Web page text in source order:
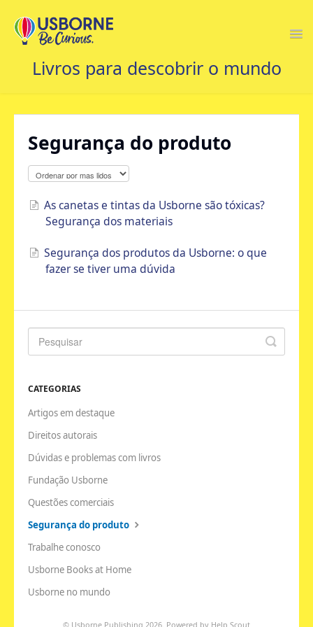
CONTATO
Segurança do produto
As canetas e tintas da Usborne são tóxicas?
Segurança dos materiais
Segurança dos produtos da Usborne: o que
fazer se tiver uma dúvida
CATEGORIAS
Artigos em destaque
Direitos autorais
Dúvidas e problemas com livros
Fundação Usborne
Questões comerciais
Segurança do produto
Trabalhe conosco
Usborne Books at Home
Usborne no mundo
© Usborne Publishing 2026. Powered by Help Scout